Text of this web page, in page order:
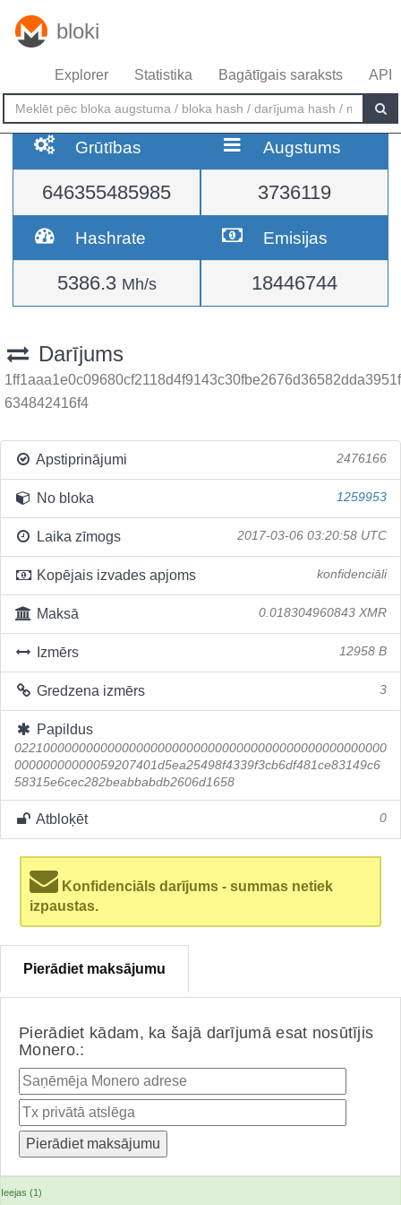
bloki
Explorer Statistika Bagātīgais saraksts API
Grūtības
646355485985
Augstums
3736119
Hashrate
5386.3 Mh/s
Emisijas
18446744
Darījums
1ff1aaa1e0c09680cf2118d4f9143c30fbe2676d36582dda3951f
634842416f4
Apstiprinājumi 2476166
No bloka 1259953
Laika zīmogs 2017-03-06 03:20:58 UTC
Kopējais izvades apjoms konfidenciāli
Maksā 0.018304960843 XMR
Izmērs 12958 B
Gredzena izmērs 3
Papildus
0221000000000000000000000000000000000000000000000000
00000000000059207401d5ea25498f4339f3cb6df481ce83149c6
58315e6cec282beabbabdb2606d1658
Atbloķēt 0
Konfidenciāls darījums - summas netiek
izpaustas.
Pierādiet maksājumu
Pierādiet kādam, ka šajā darījumā esat nosūtījis
Monero.:
Ieejas (1)